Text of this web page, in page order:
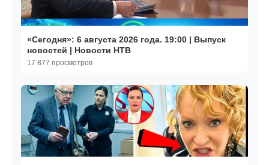
«Сегодня»: 6 августа 2026 года. 19:00 | Выпуск
новостей | Новости НТВ
17 877 просмотров